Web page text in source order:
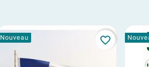
Nouveau favorite_border